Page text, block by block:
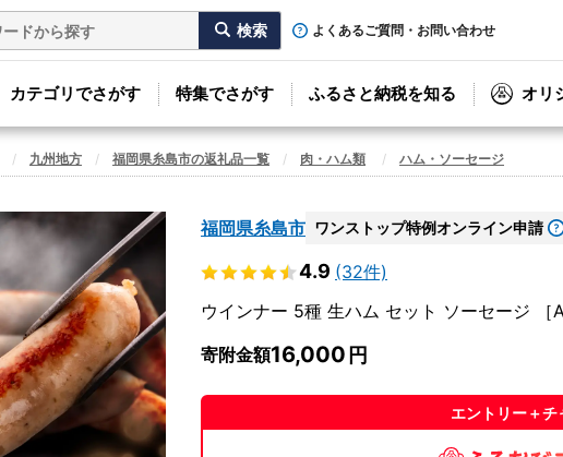
よくあるご質問・お問い合わせ
カテゴリでさがす 特集でさがす ふるさと納税を知る オリ
九州地方 福岡県糸島市の返礼品一覧 肉・ハム類 ハム・ソーセージ
福岡県糸島市 ワンストップ特例オンライン申請
4.9 (32件)
ウインナー 5種 生ハム セット ソーセージ
寄附金額16,000
エントリー＋チ